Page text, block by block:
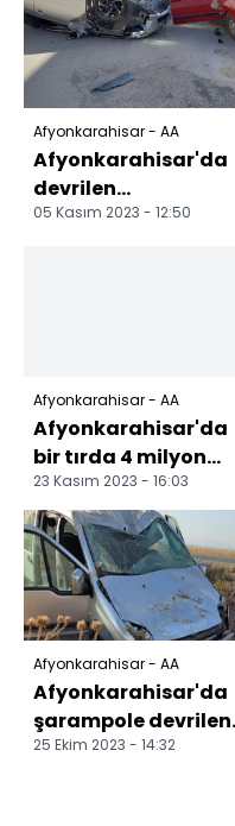
Afyonkarahisar - AA
Afyonkarahisar'da
devrilen
otomobildeki 3 kişi
05 Kasım 2023 - 12:50
Afyonkarahisar - AA
Afyonkarahisar'da
bir tırda 4 milyon
600 bin makaron ele
geçirildi
23 Kasım 2023 - 16:03
Afyonkarahisar - AA
Afyonkarahisar'da
şarampole devrilen
hafif ticari araçtaki 1
25 Ekim 2023 - 14:32